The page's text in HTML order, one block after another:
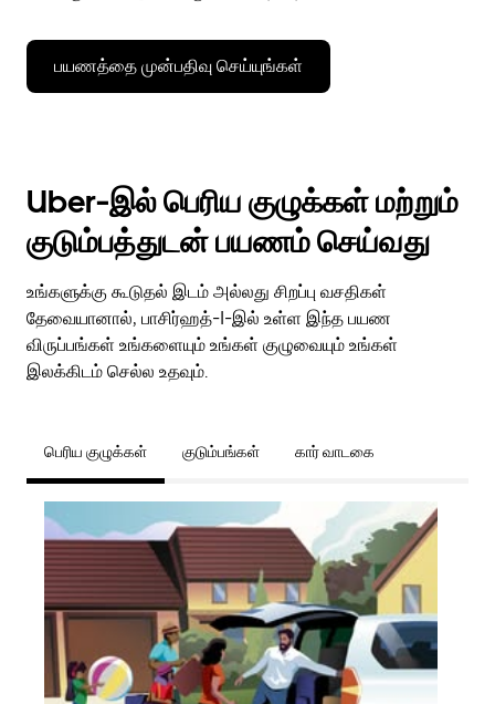
பயணத்தை முன்பதிவு செய்யுங்கள்
Uber-இல் பெரிய குழுக்கள் மற்றும்
குடும்பத்துடன் பயணம் செய்வது
உங்களுக்கு கூடுதல் இடம் அல்லது சிறப்பு வசதிகள்
தேவையானால், பாசிர்ஹத்-I-இல் உள்ள இந்த பயண
விருப்பங்கள் உங்களையும் உங்கள் குழுவையும் உங்கள்
இலக்கிடம் செல்ல உதவும்.
பெரிய குழுக்கள் குடும்பங்கள் கார் வாடகை